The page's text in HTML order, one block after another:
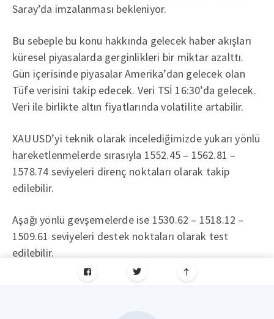
Saray’da imzalanması bekleniyor.
Bu sebeple bu konu hakkında gelecek haber akışları
küresel piyasalarda gerginlikleri bir miktar azalttı.
Gün içerisinde piyasalar Amerika’dan gelecek olan
Tüfe verisini takip edecek. Veri TSİ 16:30’da gelecek.
Veri ile birlikte altın fiyatlarında volatilite artabilir.
XAUUSD’yi teknik olarak incelediğimizde yukarı yönlü
hareketlenmelerde sırasıyla 1552.45 – 1562.81 –
1578.74 seviyeleri direnç noktaları olarak takip
edilebilir.
Aşağı yönlü gevşemelerde ise 1530.62 – 1518.12 –
1509.61 seviyeleri destek noktaları olarak test
edilebilir.